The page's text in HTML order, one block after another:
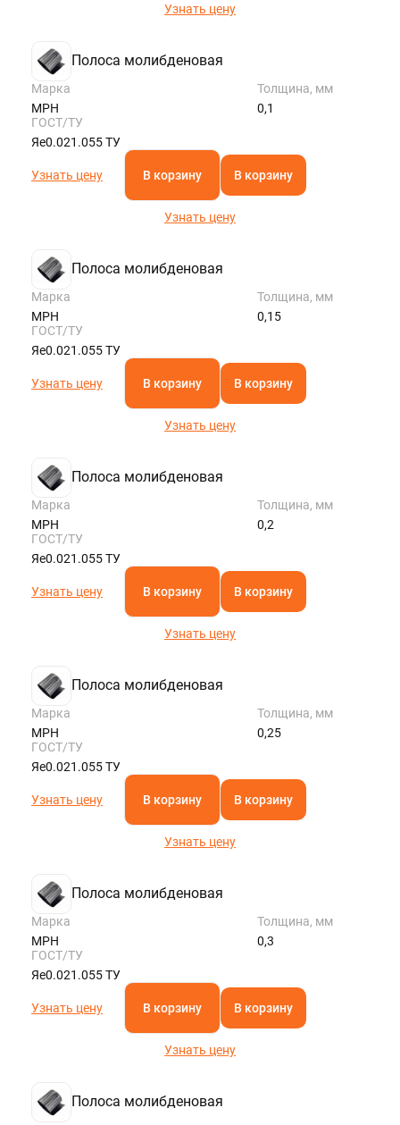
Узнать цену
Полоса молибденовая
Марка
МРН
Толщина, мм
0,1
ГОСТ/ТУ
Яе0.021.055 ТУ
Узнать цену В корзину В корзину
Узнать цену
Полоса молибденовая
Марка
МРН
Толщина, мм
0,15
ГОСТ/ТУ
Яе0.021.055 ТУ
Узнать цену В корзину В корзину
Узнать цену
Полоса молибденовая
Марка
МРН
Толщина, мм
0,2
ГОСТ/ТУ
Яе0.021.055 ТУ
Узнать цену В корзину В корзину
Узнать цену
Полоса молибденовая
Марка
МРН
Толщина, мм
0,25
ГОСТ/ТУ
Яе0.021.055 ТУ
Узнать цену В корзину В корзину
Узнать цену
Полоса молибденовая
Марка
МРН
Толщина, мм
0,3
ГОСТ/ТУ
Яе0.021.055 ТУ
Узнать цену В корзину В корзину
Узнать цену
Полоса молибденовая